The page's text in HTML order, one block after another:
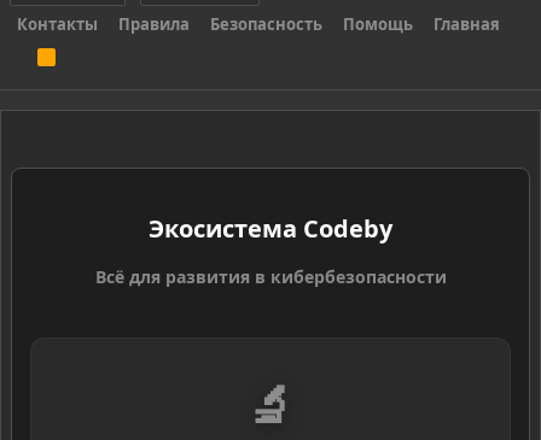
Контакты
Правила Безопасность Помощь Главная
S
Экосистема Codeby
Всё для развития в кибербезопасности
🔬